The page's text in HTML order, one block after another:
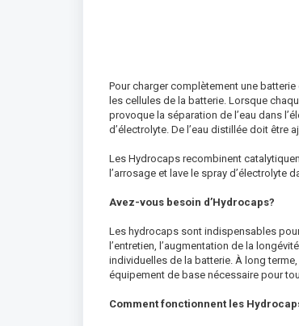
Pour charger complètement une
les cellules de la batterie. Lorsque
provoque la séparation de l’eau dans
d’électrolyte. De l’eau distillée doit être
Les Hydrocaps recombinent
l’arrosage et lave le spray d’électrolyte
Avez-vous besoin d’Hydrocaps?
Les hydrocaps sont indispensables
l’entretien, l’augmentation de la
individuelles de la batterie. À long
équipement de base nécessaire pour
Comment fonctionnent les